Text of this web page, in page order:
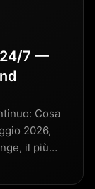
24/7 —
Cosa
2026,
il più…